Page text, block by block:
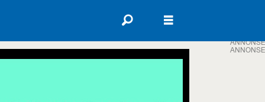
ANNONSE
ANNONSE